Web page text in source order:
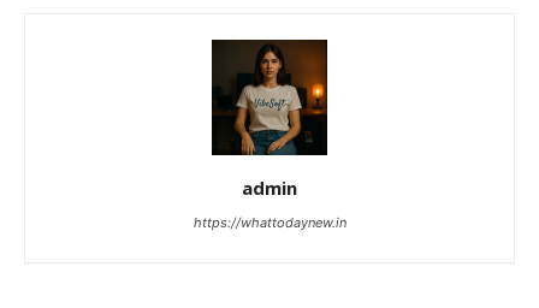
admin
https://whattodaynew.in